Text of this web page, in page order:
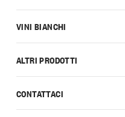
CONTATTACI
VINI BIANCHI
ALTRI PRODOTTI